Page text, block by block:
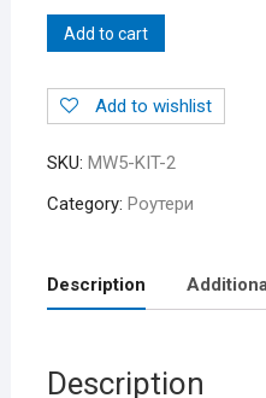
Add to cart
Add to wishlist
SKU: MW5-KIT-2
Category: Роутери
Description
Description